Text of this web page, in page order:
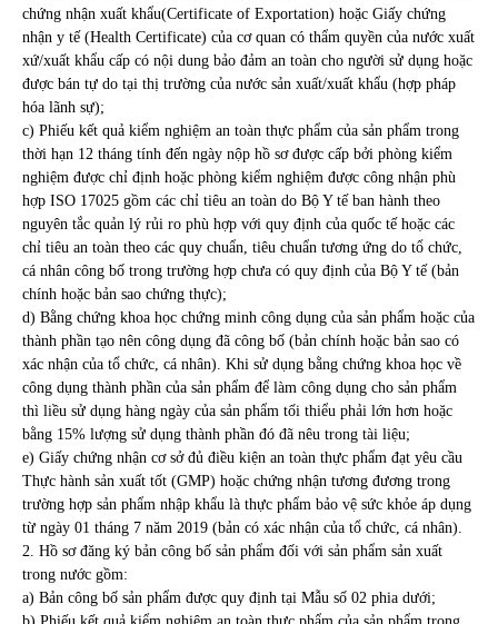
chứng nhận xuất khẩu(Certificate of Exportation) hoặc Giấy chứng
nhận y tế (Health Certificate) của cơ quan có thẩm quyền của nước xuất
xứ/xuất khẩu cấp có nội dung bảo đảm an toàn cho người sử dụng hoặc
được bán tự do tại thị trường của nước sản xuất/xuất khẩu (hợp pháp
hóa lãnh sự);
c) Phiếu kết quả kiểm nghiệm an toàn thực phẩm của sản phẩm trong
thời hạn 12 tháng tính đến ngày nộp hồ sơ được cấp bởi phòng kiểm
nghiệm được chỉ định hoặc phòng kiểm nghiệm được công nhận phù
hợp ISO 17025 gồm các chỉ tiêu an toàn do Bộ Y tế ban hành theo
nguyên tắc quản lý rủi ro phù hợp với quy định của quốc tế hoặc các
chỉ tiêu an toàn theo các quy chuẩn, tiêu chuẩn tương ứng do tổ chức,
cá nhân công bố trong trường hợp chưa có quy định của Bộ Y tế (bản
chính hoặc bản sao chứng thực);
d) Bằng chứng khoa học chứng minh công dụng của sản phẩm hoặc của
thành phần tạo nên công dụng đã công bố (bản chính hoặc bản sao có
xác nhận của tổ chức, cá nhân). Khi sử dụng bằng chứng khoa học về
công dụng thành phần của sản phẩm để làm công dụng cho sản phẩm
thì liều sử dụng hàng ngày của sản phẩm tối thiểu phải lớn hơn hoặc
bằng 15% lượng sử dụng thành phần đó đã nêu trong tài liệu;
e) Giấy chứng nhận cơ sở đủ điều kiện an toàn thực phẩm đạt yêu cầu
Thực hành sản xuất tốt (GMP) hoặc chứng nhận tương đương trong
trường hợp sản phẩm nhập khẩu là thực phẩm bảo vệ sức khỏe áp dụng
từ ngày 01 tháng 7 năm 2019 (bản có xác nhận của tổ chức, cá nhân).
2. Hồ sơ đăng ký bản công bố sản phẩm đối với sản phẩm sản xuất
trong nước gồm:
a) Bản công bố sản phẩm được quy định tại Mẫu số 02 phia dưới;